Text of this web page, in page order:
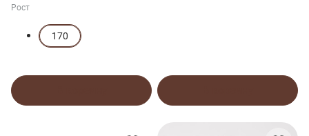
Рост
170